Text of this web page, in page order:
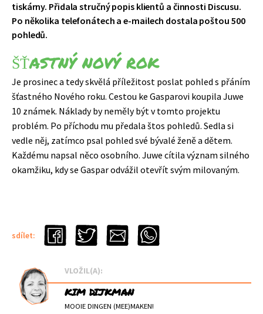
tiskárny. Přidala stručný popis klientů a činnosti Discusu.
Po několika telefonátech a e-mailech dostala poštou 500
pohledů.
ŠŤASTNÝ NOVÝ ROK
Je prosinec a tedy skvělá příležitost poslat pohled s přáním
šťastného Nového roku. Cestou ke Gasparovi koupila Juwe
10 známek. Náklady by neměly být v tomto projektu
problém. Po příchodu mu předala štos pohledů. Sedla si
vedle něj, zatímco psal pohled své bývalé ženě a dětem.
Každému napsal něco osobního. Juwe cítila význam silného
okamžiku, kdy se Gaspar odvážil otevřít svým milovaným.
sdílet:
VLOŽIL(A):
KIM DIJKMAN
MOOIE DINGEN (MEE)MAKEN!